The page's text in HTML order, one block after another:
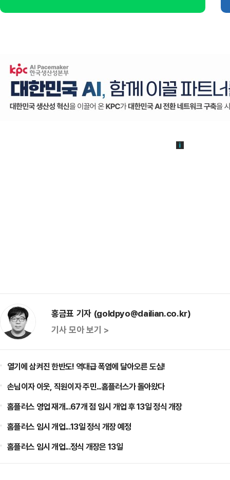
홍금표 기자 (goldpyo@dailian.co.kr)
기사 모아 보기 >
열기에 삼켜진 한반도! 역대급 폭염에 달아오른 도심!
손님이자 이웃, 직원이자 주민...홈플러스가 돌아왔다
홈플러스 영업 재개...67개 점 임시 개업 후 13일 정식 개장
홈플러스 임시 개업...13일 정식 개장 예정
홈플러스 임시 개업...정식 개장은 13일